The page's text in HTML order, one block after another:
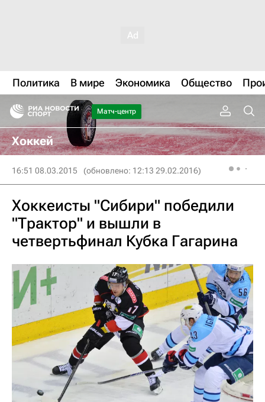
Политика В мире Экономика Общество
Матч-центр
Хоккей
16:51 08.03.2015 (обновлено: 12:13 29.02.2016)
Хоккеисты "Сибири" победили
"Трактор" и вышли в
четвертьфинал Кубка Гагарина